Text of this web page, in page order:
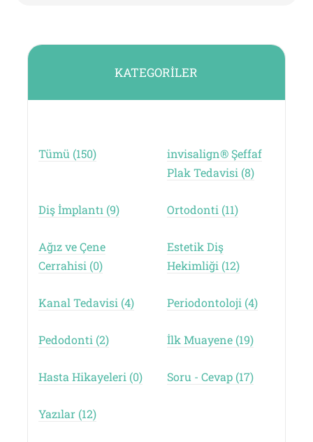
KATEGORILER
Tümü (150)
invisalign® Şeffaf
Plak Tedavisi (8)
Diş İmplantı (9) Ortodonti (11)
Ağız ve Çene
Cerrahisi (0)
Estetik Diş
Hekimliği (12)
Kanal Tedavisi (4) Periodontoloji (4)
Pedodonti (2) İlk Muayene (19)
Hasta Hikayeleri (0) Soru - Cevap (17)
Yazılar (12)